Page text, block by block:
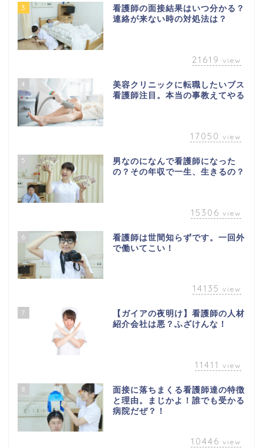
3
看護師の面接結果はいつ分かる？
連絡が来ない時の対処法は？
21619 view
4
美容クリニックに転職したいブス
看護師注目。本当の事教えてやる
17050 view
5
男なのになんで看護師になった
の？その年収で一生、生きるの？
15306 view
6
看護師は世間知らずです。一回外
で働いてこい！
14135 view
7
【ガイアの夜明け】看護師の人材
紹介会社は悪？ふざけんな！
11411 view
8
面接に落ちまくる看護師達の特徴
と理由。まじかよ！誰でも受かる
病院だぜ？！
10446 view